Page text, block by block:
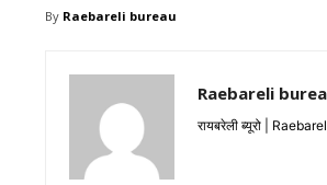
By Raebareli bureau
Raebareli
रायबरेली ब्यूरो |